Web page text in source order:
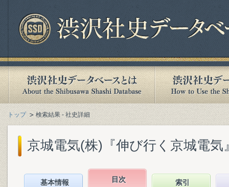
トップ 検索結果 - 社史詳細
京城電気(株)『伸び行く京城電気
基本情報 目次 索引